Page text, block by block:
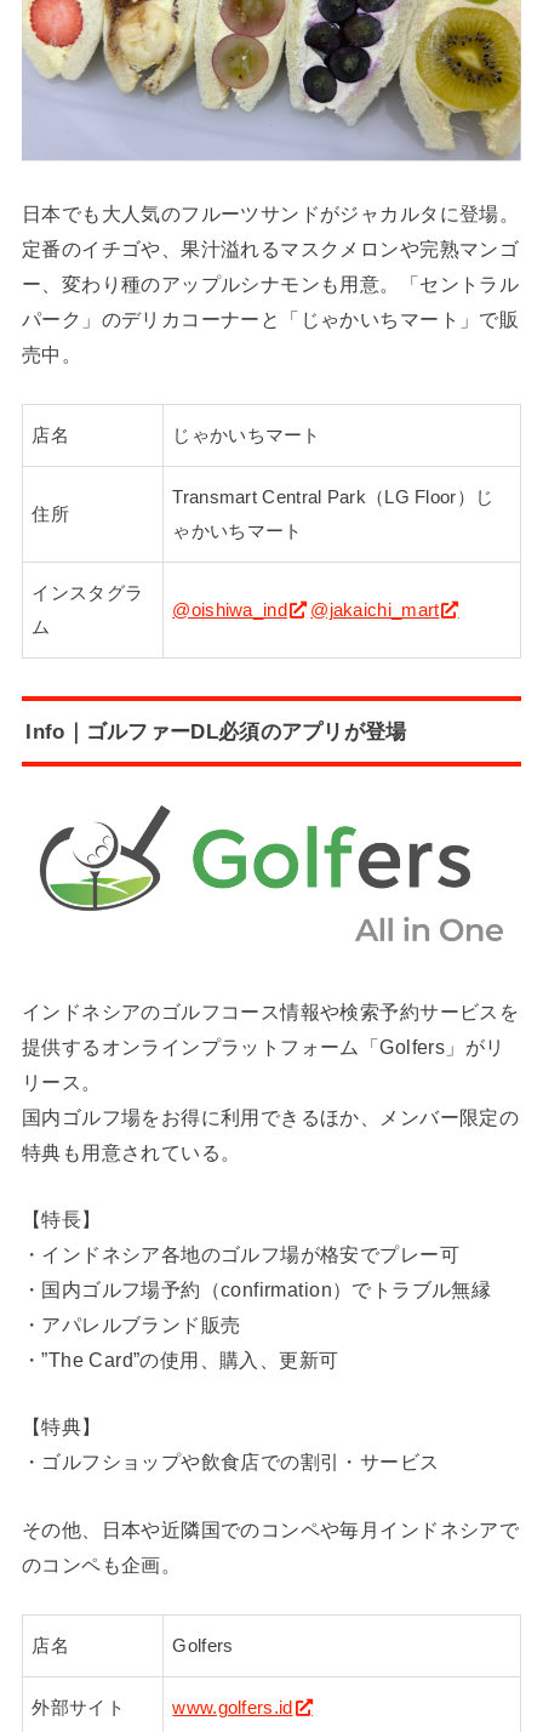
日本でも大人気のフルーツサンドがジャカルタに登場。
定番のイチゴや、果汁溢れるマスクメロンや完熟マンゴ
ー、変わり種のアップルシナモンも用意。「セントラル
パーク」のデリカコーナーと「じゃかいちマート」で販
売中。
店名 じゃかいちマート
住所
Transmart Central Park（LG Floor）じ
ゃかいちマート
インスタグラ
ム
@oishiwa_ind @jakaichi_mart
Info｜ゴルファーDL必須のアプリが登場
インドネシアのゴルフコース情報や検索予約サービスを
提供するオンラインプラットフォーム「Golfers」がリ
リース。
国内ゴルフ場をお得に利用できるほか、メンバー限定の
特典も用意されている。
【特長】
・インドネシア各地のゴルフ場が格安でプレー可
・国内ゴルフ場予約（confirmation）でトラブル無縁
・アパレルブランド販売
・”The Card”の使用、購入、更新可
【特典】
・ゴルフショップや飲食店での割引・サービス
その他、日本や近隣国でのコンペや毎月インドネシアで
のコンペも企画。
店名 Golfers
外部サイト www.golfers.id